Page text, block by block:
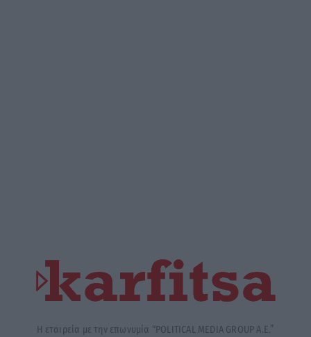
Η εταιρεία με την επωνυμία “POLITICAL MEDIA GROUP A.E.”